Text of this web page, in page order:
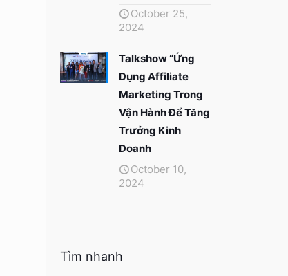
October 25,
2024
Talkshow “Ứng
Dụng Affiliate
Marketing Trong
Vận Hành Để Tăng
Trưởng Kinh
Doanh
October 10,
2024
Tìm nhanh